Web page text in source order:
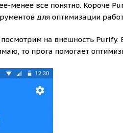
менее все понятно. Короче
для оптимизации
на внешность
то прога помогает